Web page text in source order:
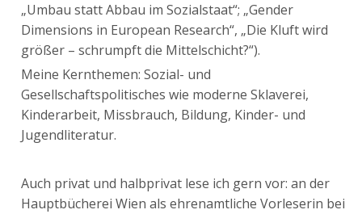
„Umbau statt Abbau im Sozialstaat“; „Gender
Dimensions in European Research“, „Die Kluft wird
größer – schrumpft die Mittelschicht?“).
Meine Kernthemen: Sozial- und
Gesellschaftspolitisches wie moderne Sklaverei,
Kinderarbeit, Missbrauch, Bildung, Kinder- und
Jugendliteratur.
Auch privat und halbprivat lese ich gern vor: an der
Hauptbücherei Wien als ehrenamtliche Vorleserin bei